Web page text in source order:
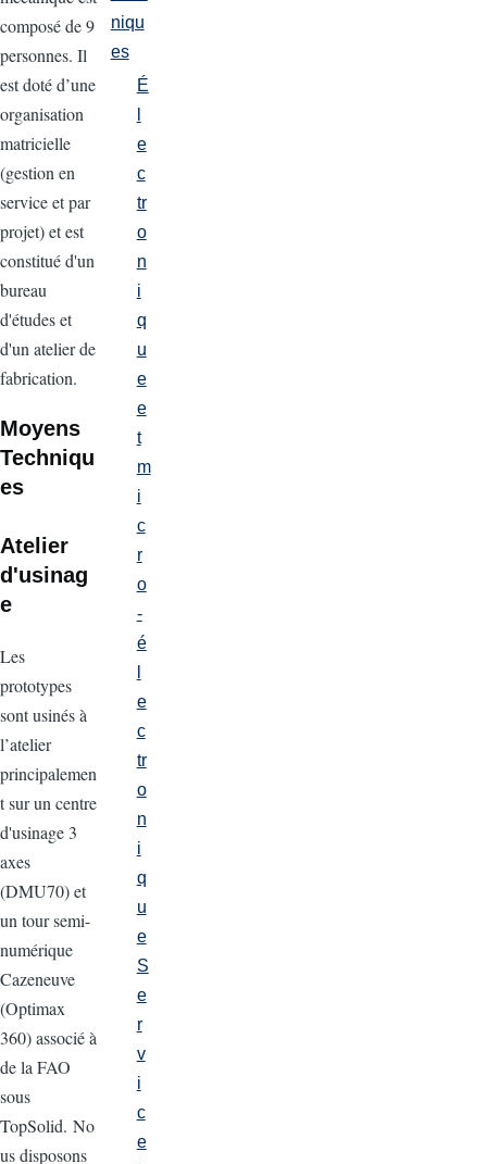
composé de 9
personnes. Il
est doté d’une
organisation
matricielle
(gestion en
service et par
projet) et est
constitué d'un
bureau
d'études et
d'un atelier de
fabrication.
Moyens
Techniqu
es
Atelier
d'usinag
e
Les
prototypes
sont usinés à
l’atelier
principalemen
t sur un centre
d'usinage 3
axes
(DMU70) et
un tour semi-
numérique
Cazeneuve
(Optimax
360) associé à
de la FAO
sous
TopSolid. No
us disposons
niqu
es
É
e
c
tr
o
n
i
q
u
e
e
t
m
i
c
r
o
-
é
e
c
tr
o
n
i
q
u
e
S
e
r
v
i
c
e